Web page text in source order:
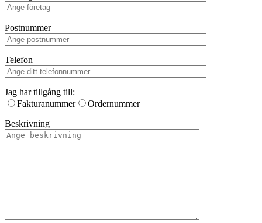
Postnummer
Telefon
Jag har tillgång till:
Fakturanummer
Ordernummer
Beskrivning